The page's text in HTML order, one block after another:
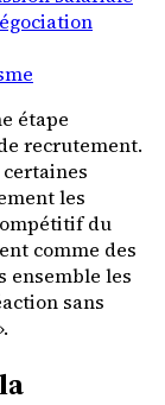
étape
recrutement.
les
du
comme des
ensemble les
sans